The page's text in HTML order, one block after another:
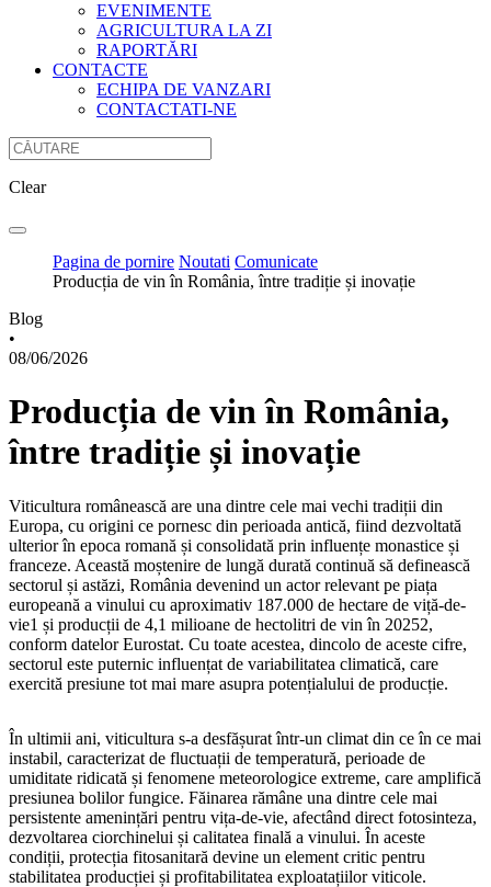
EVENIMENTE
AGRICULTURA LA ZI
RAPORTĂRI
CONTACTE
ECHIPA DE VANZARI
CONTACTATI-NE
Clear
Pagina de pornire Noutati Comunicate
Producția de vin în România, între tradiție și inovație
Blog
•
08/06/2026
Producția de vin în România,
între tradiție și inovație
Viticultura românească are una dintre cele mai vechi tradiții din
Europa, cu origini ce pornesc din perioada antică, fiind dezvoltată
ulterior în epoca romană și consolidată prin influențe monastice și
franceze. Această moștenire de lungă durată continuă să definească
sectorul și astăzi, România devenind un actor relevant pe piața
europeană a vinului cu aproximativ 187.000 de hectare de viță-de-
vie1 și producții de 4,1 milioane de hectolitri de vin în 20252,
conform datelor Eurostat. Cu toate acestea, dincolo de aceste cifre,
sectorul este puternic influențat de variabilitatea climatică, care
exercită presiune tot mai mare asupra potențialului de producție.
În ultimii ani, viticultura s-a desfășurat într-un climat din ce în ce mai
instabil, caracterizat de fluctuații de temperatură, perioade de
umiditate ridicată și fenomene meteorologice extreme, care amplifică
presiunea bolilor fungice. Făinarea rămâne una dintre cele mai
persistente amenințări pentru vița-de-vie, afectând direct fotosinteza,
dezvoltarea ciorchinelui și calitatea finală a vinului. În aceste
condiții, protecția fitosanitară devine un element critic pentru
stabilitatea producției și profitabilitatea exploatațiilor viticole.